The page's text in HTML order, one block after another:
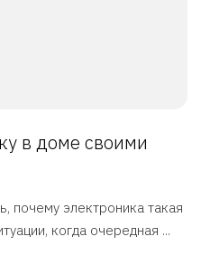
в доме своими
почему электроника такая
когда очередная ...